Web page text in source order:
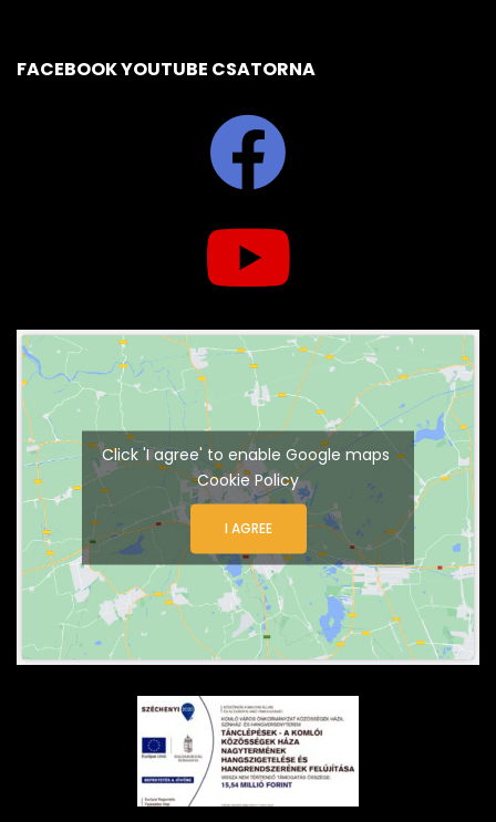
FACEBOOK YOUTUBE CSATORNA
Click 'I agree' to enable Google maps
Cookie Policy
I AGREE